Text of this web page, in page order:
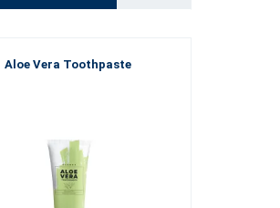
Aloe Vera Toothpaste